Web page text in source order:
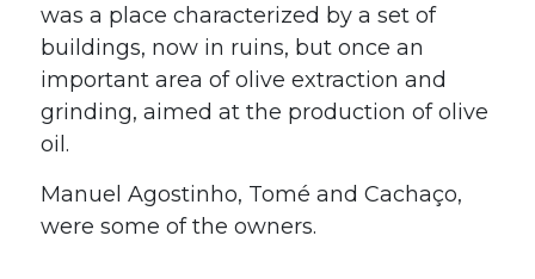
was a place characterized by a set of
buildings, now in ruins, but once an
important area of olive extraction and
grinding, aimed at the production of olive
oil.
Manuel Agostinho, Tomé and Cachaço,
were some of the owners.